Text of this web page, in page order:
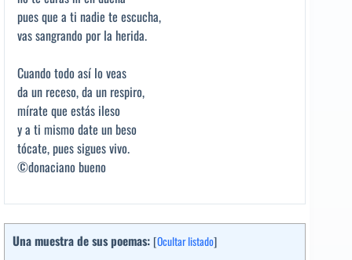
pues que a ti nadie te escucha,
vas sangrando por la herida.
Cuando todo así lo veas
da un receso, da un respiro,
mírate que estás ileso
y a ti mismo date un beso
tócate, pues sigues vivo.
©donaciano bueno
Una muestra de sus poemas: [Ocultar listado]